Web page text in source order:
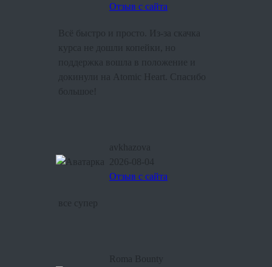
Отзыв с сайта
Всё быстро и просто. Из-за скачка
курса не дошли копейки, но
поддержка вошла в положение и
докинули на Atomic Heart. Спасибо
большое!
avkhazova
2026-08-04
Отзыв с сайта
все супер
Roma Bounty